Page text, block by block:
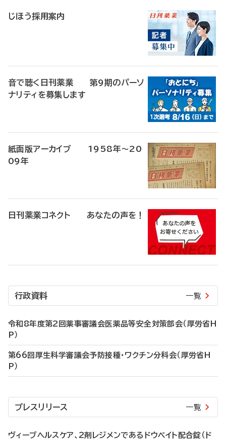
じほう採用案内
音で聴く日刊薬業 第9期のパーソ
ナリティを募集します
紙面版アーカイブ 1958年～20
09年
日刊薬業コネクト あなたの声を！
行政資料 一覧
令和8年度第2回薬事審議会医薬品等安全対策部会（厚労省H
P）
第66回厚生科学審議会予防接種・ワクチン分科会（厚労省H
P）
プレスリリース 一覧
ヴィーブヘルスケア、2剤レジメンであるドウベイト配合錠（ド